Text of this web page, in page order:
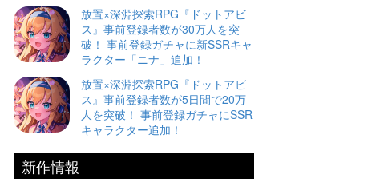
放置×深淵探索RPG『ドットアビ
ス』事前登録者数が30万人を突
破！ 事前登録ガチャに新SSRキャ
ラクター「ニナ」追加！
放置×深淵探索RPG『ドットアビ
ス』事前登録者数が5日間で20万
人を突破！ 事前登録ガチャにSSR
キャラクター追加！
新作情報